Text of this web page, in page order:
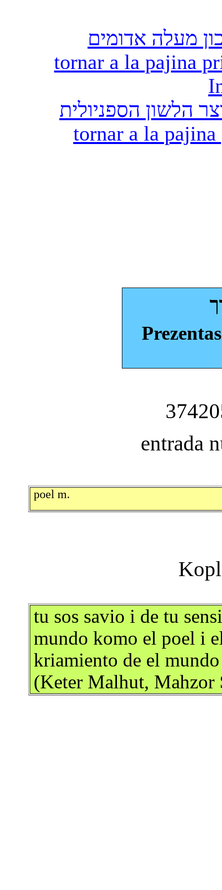
מעלה אדומים
tornar a la pajina
הלשון הספניולית
tornar a la
entrada
poel m.
tu sos savio i de tu
mundo komo el poel i
kriamiento de el
(Keter Malhut, Mahzor